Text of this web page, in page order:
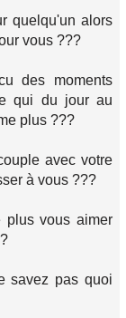
quelqu'un alors
vous ???
des moments
qui du jour au
plus ???
avec votre
à vous ???
plus vous aimer
savez pas quoi